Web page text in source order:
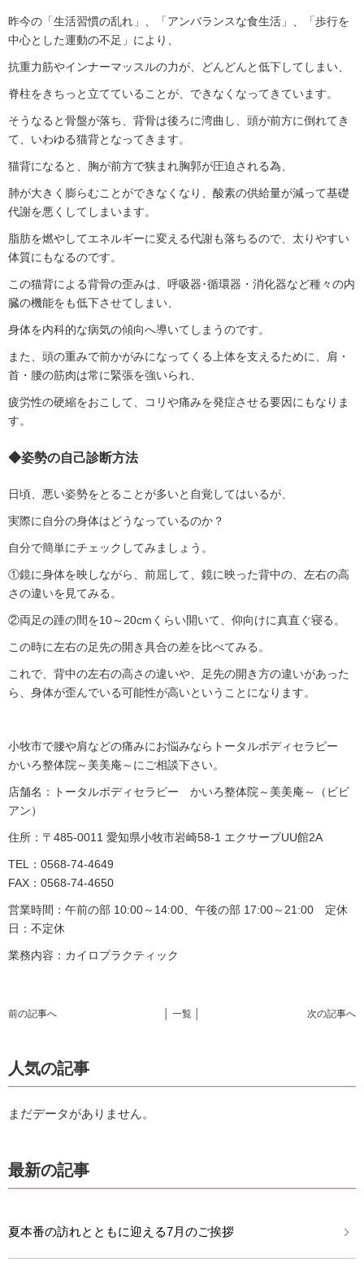
昨今の「生活習慣の乱れ」、「アンバランスな食生活」、「歩行を
中心とした運動の不足」により、
抗重力筋やインナーマッスルの力が、どんどんと低下してしまい、
脊柱をきちっと立てていることが、できなくなってきています。
そうなると骨盤が落ち、背骨は後ろに湾曲し、頭が前方に倒れてき
て、いわゆる猫背となってきます。
猫背になると、胸が前方で狭まれ胸郭が圧迫される為、
肺が大きく膨らむことができなくなり、酸素の供給量が減って基礎
代謝を悪くしてしまいます。
脂肪を燃やしてエネルギーに変える代謝も落ちるので、太りやすい
体質にもなるのです。
この猫背による背骨の歪みは、呼吸器･循環器・消化器など種々の内
臓の機能をも低下させてしまい、
身体を内科的な病気の傾向へ導いてしまうのです。
また、頭の重みで前かがみになってくる上体を支えるために、肩・
首・腰の筋肉は常に緊張を強いられ、
疲労性の硬縮をおこして、コリや痛みを発症させる要因にもなりま
す。
◆姿勢の自己診断方法
日頃、悪い姿勢をとることが多いと自覚してはいるが、
実際に自分の身体はどうなっているのか？
自分で簡単にチェックしてみましょう。
①鏡に身体を映しながら、前屈して、鏡に映った背中の、左右の高
さの違いを見てみる。
②両足の踵の間を10～20cmくらい開いて、仰向けに真直ぐ寝る。
この時に左右の足先の開き具合の差を比べてみる。
これで、背中の左右の高さの違いや、足先の開き方の違いがあった
ら、身体が歪んでいる可能性が高いということになります。
小牧市で腰や肩などの痛みにお悩みならトータルボディセラピー
かいろ整体院～美美庵～にご相談下さい。
店舗名：トータルボディセラピー かいろ整体院～美美庵～（ビビ
アン）
住所：〒485-0011 愛知県小牧市岩崎58-1 エクサーブUU館2A
TEL：0568-74-4649
FAX：0568-74-4650
営業時間：午前の部 10:00～14:00、午後の部 17:00～21:00 定休
日：不定休
業務内容：カイロプラクティック
前の記事へ 次の記事へ
│ 一覧 │
人気の記事
まだデータがありません。
最新の記事
夏本番の訪れとともに迎える7月のご挨拶